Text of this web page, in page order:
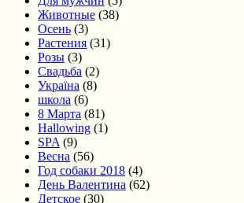
Животные (38)
Осень (3)
Растения (31)
Розы (3)
Свадьба (2)
Україна (8)
школа (6)
8 Марта (81)
Hallowing (1)
SPA (9)
Весна (56)
Год собаки 2018 (4)
День Валентина (62)
Детское (30)